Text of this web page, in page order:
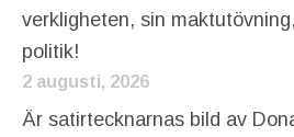
verkligheten, sin
politik!
2 augusti, 2026
Är satirtecknarnas bild av